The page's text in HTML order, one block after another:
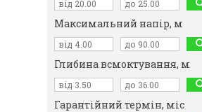
Максимальний напір, м
Глибина всмоктування, м
Гарантійний термін, міс